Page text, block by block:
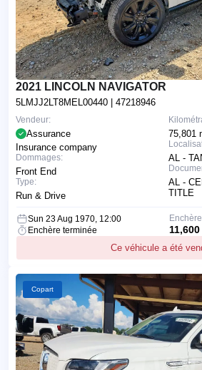
2021 LINCOLN NAVIGATOR
5LMJJ2LT8MEL00440 | 47218946
75,801
AL -
AL -
TITLE
Vendeur:
Assurance
Insurance company
Dommages:
Front End
Type:
Run & Drive
Sun 23 Aug 1970, 12:00
Enchère terminée
Ce véhicule a été
11,600
Copart